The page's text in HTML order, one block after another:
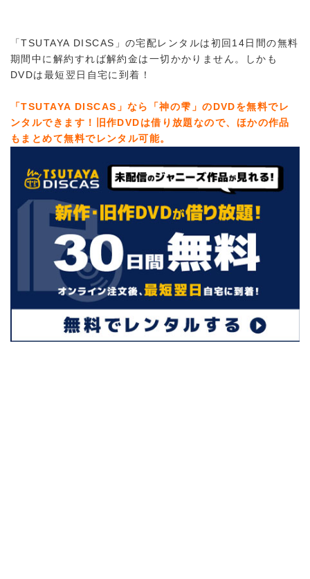
「TSUTAYA DISCAS」の宅配レンタルは初回14日間の無料
期間中に解約すれば解約金は一切かかりません。しかも
DVDは最短翌日自宅に到着！
「TSUTAYA DISCAS」なら「神の雫」のDVDを無料でレ
ンタルできます！旧作DVDは借り放題なので、ほかの作品
もまとめて無料でレンタル可能。